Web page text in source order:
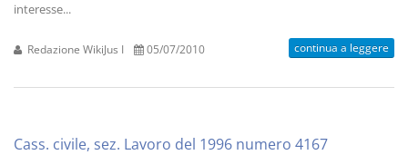
interesse...
Redazione WikiJus I 05/07/2010 continua a leggere
Cass. civile, sez. Lavoro del 1996 numero 4167